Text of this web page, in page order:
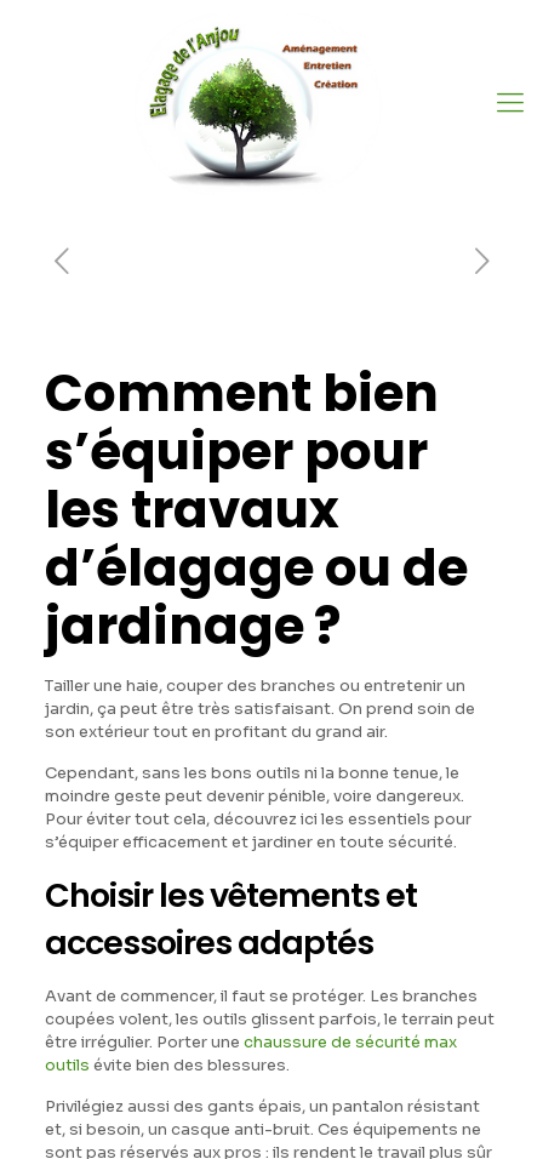
Comment bien
s’équiper pour
les travaux
d’élagage ou de
jardinage ?
Tailler une haie, couper des branches ou entretenir un
jardin, ça peut être très satisfaisant. On prend soin de
son extérieur tout en profitant du grand air.
Cependant, sans les bons outils ni la bonne tenue, le
moindre geste peut devenir pénible, voire dangereux.
Pour éviter tout cela, découvrez ici les essentiels pour
s’équiper efficacement et jardiner en toute sécurité.
Choisir les vêtements et
accessoires adaptés
Avant de commencer, il faut se protéger. Les branches
coupées volent, les outils glissent parfois, le terrain peut
être irrégulier. Porter une chaussure de sécurité max
outils évite bien des blessures.
Privilégiez aussi des gants épais, un pantalon résistant
et, si besoin, un casque anti-bruit. Ces équipements ne
sont pas réservés aux pros : ils rendent le travail plus sûr